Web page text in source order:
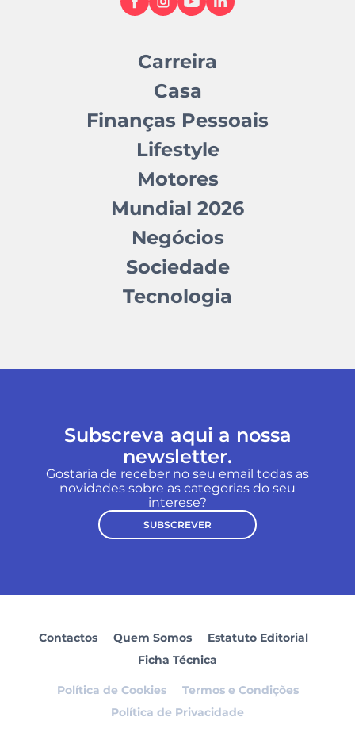
Carreira
Casa
Finanças Pessoais
Lifestyle
Motores
Mundial 2026
Negócios
Sociedade
Tecnologia
Subscreva aqui a nossa
newsletter.
Gostaria de receber no seu email todas as
novidades sobre as categorias do seu
interese?
SUBSCREVER
Contactos Quem Somos
Estatuto Editorial
Ficha Técnica
Política de Cookies
Termos e Condições
Política de Privacidade